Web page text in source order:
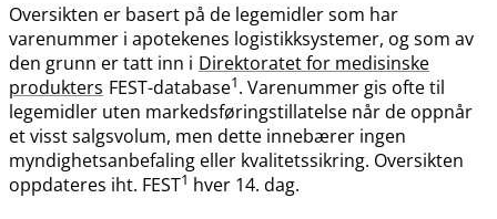
Oversikten er basert på de legemidler som har
varenummer i apotekenes logistikksystemer, og som av
den grunn er tatt inn i Direktoratet for medisinske
produkters FEST-database1. Varenummer gis ofte til
legemidler uten markedsføringstillatelse når de oppnår
et visst salgsvolum, men dette innebærer ingen
myndighetsanbefaling eller kvalitetssikring. Oversikten
oppdateres iht. FEST1 hver 14. dag.